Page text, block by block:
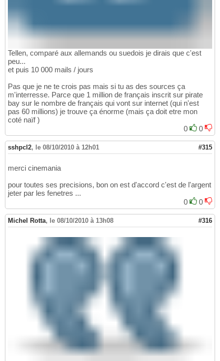
Tellen, comparé aux allemands ou suedois je dirais que c'est
peu...
et puis 10 000 mails / jours
Pas que je ne te crois pas mais si tu as des sources ça
m'interresse. Parce que 1 million de français inscrit sur pirate
bay sur le nombre de français qui vont sur internet (qui n'est
pas 60 millions) je trouve ça énorme (mais ça doit etre mon
coté naïf )
0
0
sshpcl2, le 08/10/2010 à 12h01 #315
merci cinemania
pour toutes ses precisions, bon on est d'accord c'est de l'argent
jeter par les fenetres ...
0
0
Michel Rotta, le 08/10/2010 à 13h08 #316